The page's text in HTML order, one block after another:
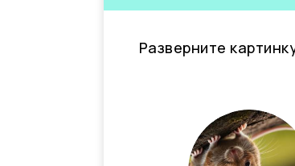
Разверните